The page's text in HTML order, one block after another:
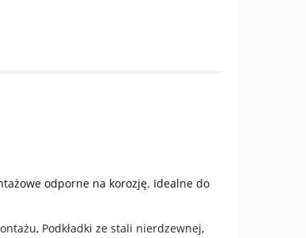
odporne na korozję. Idealne do
, Podkładki ze stali nierdzewnej,